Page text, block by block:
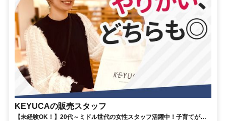
KEYUCAの販売スタッフ
【未経験OK！】20代～ミドル世代の女性スタッフ活躍中！子育てが一